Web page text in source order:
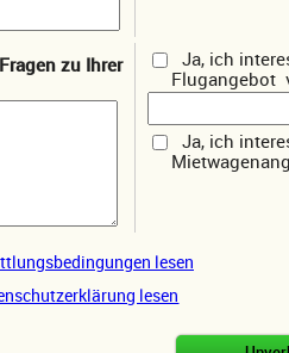
zu Ihrer
Ja, ich
Flugangebot
Ja, ich
lesen
lesen